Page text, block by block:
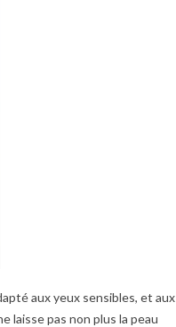
aux yeux sensibles, et aux
laisse pas non plus la peau